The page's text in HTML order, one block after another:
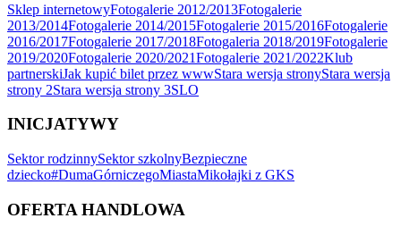
Sklep internetowyFotogalerie 2012/2013Fotogalerie
2013/2014Fotogalerie 2014/2015Fotogalerie 2015/2016Fotogalerie
2016/2017Fotogalerie 2017/2018Fotogaleria 2018/2019Fotogalerie
2019/2020Fotogalerie 2020/2021Fotogalerie 2021/2022Klub
partnerskiJak kupić bilet przez wwwStara wersja stronyStara wersja
strony 2Stara wersja strony 3SLO
INICJATYWY
Sektor rodzinnySektor szkolnyBezpieczne
dziecko#DumaGórniczegoMiastaMikołajki z GKS
OFERTA HANDLOWA